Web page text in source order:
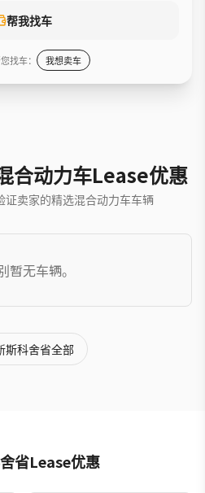
帮我找车
找车： 我想卖车
合动力车Lease优惠
证卖家的精选混合动力车车辆
暂无车辆。
斯科舍省全部
省Lease优惠